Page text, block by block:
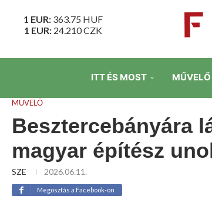
1 EUR: 363.75 HUF
1 EUR: 24.210CZK
ITT ÉS MOST MŰVELŐ
MŰVELŐ
Besztercebányára
magyar építész
SZE 2026.06.11.
Megosztás a Facebook-on